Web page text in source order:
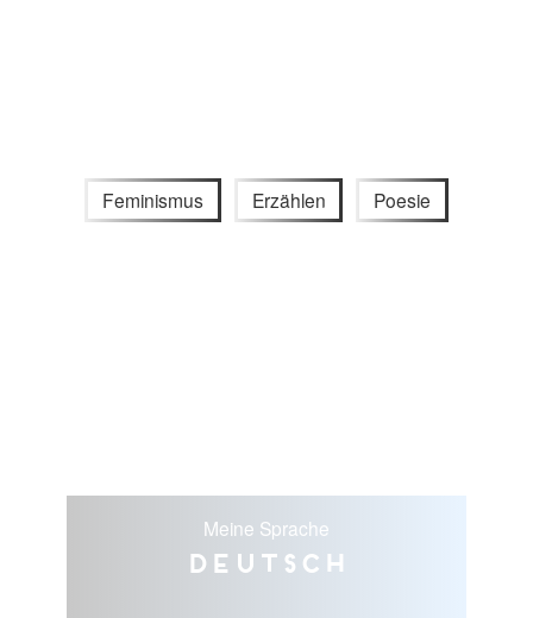
Feminismus Erzählen Poesie
Meine Sprache
Deutsch